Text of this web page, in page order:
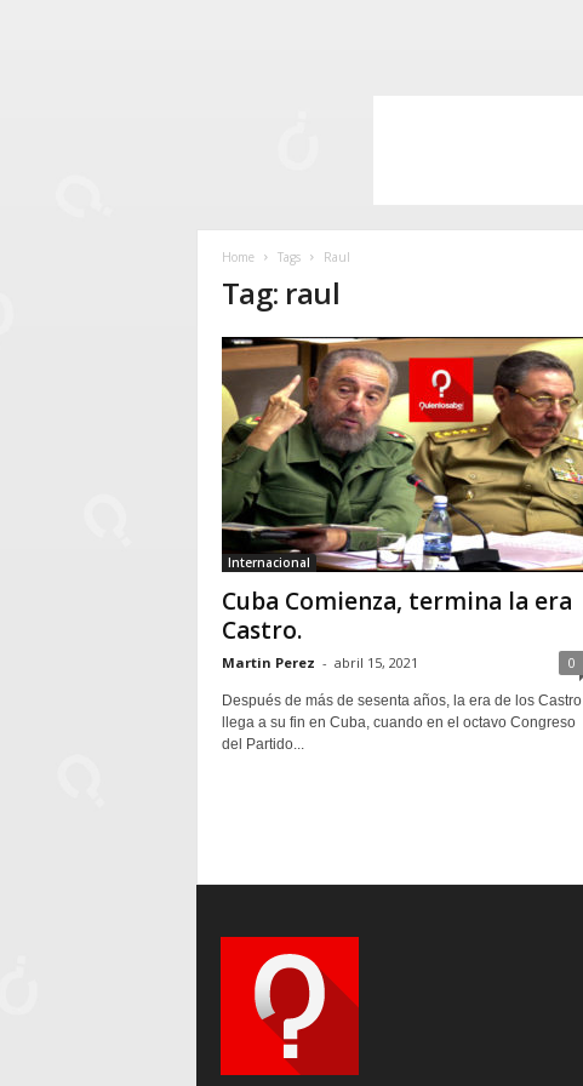
Home Tags Raul
Tag: raul
Internacional
Cuba Comienza, termina la era
Castro.
Martin Perez - abril 15, 2021 0
Después de más de sesenta años, la era de los Castro
llega a su fin en Cuba, cuando en el octavo Congreso
del Partido...